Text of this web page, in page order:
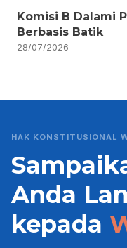
Komisi B Dalami
Berbasis Batik
28/07/2026
HAK KONSTITUSIONAL
Anda
kepada